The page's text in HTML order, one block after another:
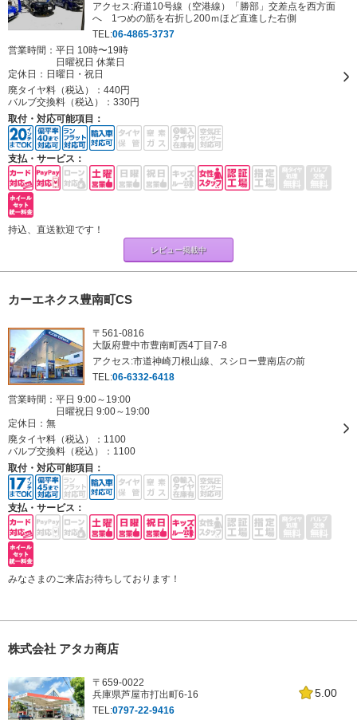
アクセス:府道10号線（空港線）「勝部」交差点を西方面
へ 1つめの筋を右折し200ｍほど直進した右側
TEL:06-4865-3737
営業時間：平日 10時〜19時
日曜祝日 休業日
定休日： 日曜日・祝日
廃タイヤ料（税込）： 440円
バルブ交換料（税込）： 330円
取付・対応可能項目：
支払・サービス：
持込、直送歓迎です！
レビュー掲載中
カーエネクス豊南町CS
〒561-0816
大阪府豊中市豊南町西4丁目7-8
アクセス:市道神崎刀根山線、スシロー豊南店の前
TEL:06-6332-6418
営業時間：平日 9:00～19:00
日曜祝日 9:00～19:00
定休日： 無
廃タイヤ料（税込）： 1100
バルブ交換料（税込）： 1100
取付・対応可能項目：
支払・サービス：
みなさまのご来店お待ちしております！
株式会社 アタカ商店
5.00
〒659-0022
兵庫県芦屋市打出町6-16
TEL:0797-22-9416